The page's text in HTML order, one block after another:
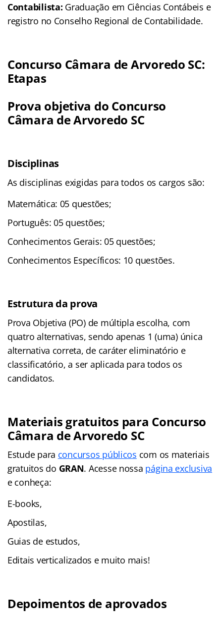
Contabilista: Graduação em Ciências Contábeis e
registro no Conselho Regional de Contabilidade.
Concurso Câmara de Arvoredo SC:
Etapas
Prova objetiva do Concurso
Câmara de Arvoredo SC
Disciplinas
As disciplinas exigidas para todos os cargos são:
Matemática: 05 questões;
Português: 05 questões;
Conhecimentos Gerais: 05 questões;
Conhecimentos Específicos: 10 questões.
Estrutura da prova
Prova Objetiva (PO) de múltipla escolha, com
quatro alternativas, sendo apenas 1 (uma) única
alternativa correta, de caráter eliminatório e
classificatório, a ser aplicada para todos os
candidatos.
Materiais gratuitos para Concurso
Câmara de Arvoredo SC
Estude para concursos públicos com os materiais
gratuitos do GRAN. Acesse nossa página exclusiva
e conheça:
E-books,
Apostilas,
Guias de estudos,
Editais verticalizados e muito mais!
Depoimentos de aprovados